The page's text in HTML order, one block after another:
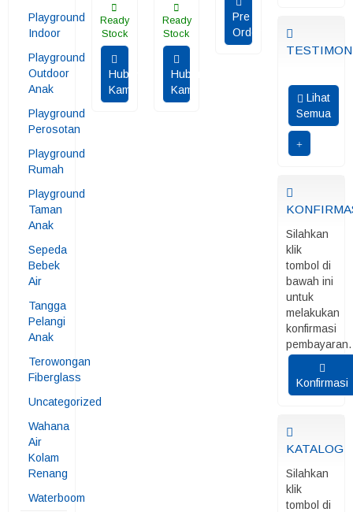
Playground
Indoor
Playground
Outdoor
Anak
Playground
Perosotan
Playground
Rumah
Playground
Taman
Anak
Sepeda
Bebek
Air
Tangga
Pelangi
Anak
Terowongan
Fiberglass
Uncategorized
Wahana
Air
Kolam
Renang
Waterboom
Ready
Stock
Hubungi
Kami
Ready
Stock
Hubungi
Kami
Pre
Order
Lihat
Semua
Silahkan
klik
tombol di
bawah ini
untuk
melakukan
konfirmasi
pembayaran.
Konfirmasi
KATALOG
Silahkan
klik
tombol di